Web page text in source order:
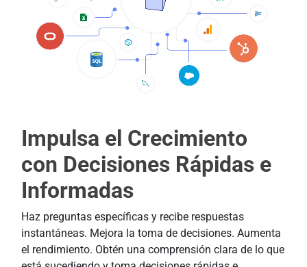
Impulsa el Crecimiento
con Decisiones Rápidas e
Informadas
Haz preguntas específicas y recibe respuestas
instantáneas. Mejora la toma de decisiones. Aumenta
el rendimiento. Obtén una comprensión clara de lo que